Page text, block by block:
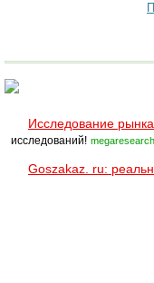
Исследование рынка.
исследований!
Goszakaz. ru: